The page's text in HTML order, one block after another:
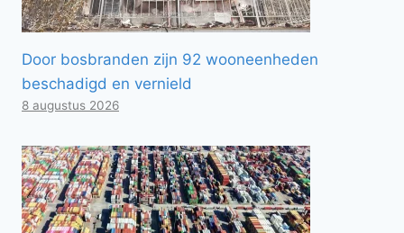
Door bosbranden zijn 92 wooneenheden
beschadigd en vernield
8 augustus 2026